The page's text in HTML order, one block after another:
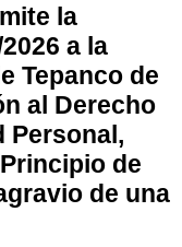
la
a la
Tepanco de
al Derecho
Personal,
de
de una